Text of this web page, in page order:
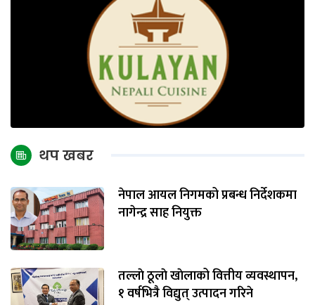
थप खबर
नेपाल आयल निगमको प्रबन्ध निर्देशकमा
नागेन्द्र साह नियुक्त
तल्लाे ठूलाे खाेलाको वित्तीय व्यवस्थापन,
१ वर्षभित्रै विद्युत् उत्पादन गरिने